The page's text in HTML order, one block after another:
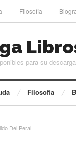
Filosofia
para su descarga
Filosofia
Del Peral